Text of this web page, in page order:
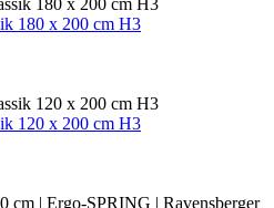
180 x 200 cm H3
120 x 200 cm H3